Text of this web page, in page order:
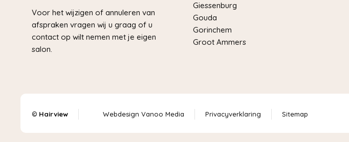
Voor het wijzigen of annuleren van
afspraken vragen wij u graag of u
contact op wilt nemen met je eigen
salon.
Giessenburg
Gouda
Gorinchem
Groot Ammers
© Hairview Webdesign Vanoo Media Privacyverklaring Sitemap